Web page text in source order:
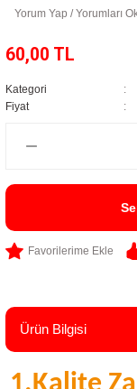
Yorum Yap / Yorumları
60,00 TL
Kategori
Fiyat
Ürün Bilgisi